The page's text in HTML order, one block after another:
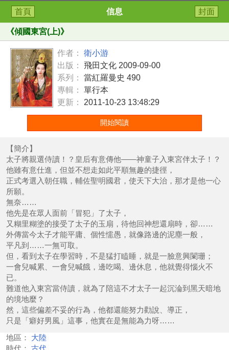
首頁 信息 封面
《傾國東宮(上)》
作者：
衛小游
出版：
飛田文化 2009-09-00
系列：
當紅羅曼史 490
專輯：
單行本
更新：
2011-10-23 13:48:29
開始閱讀
【簡介】
太子將親選侍讀！？皇后有意傳他——神童子入東宮伴太子！？
他雖有意仕進，但並不想走如此平順無趣的捷徑，
正式考選入朝任職，輔佐聖明國君，使天下大治，那才是他一心
所願。
無奈……
他先是在眾人面前「冒犯」了太子，
又糊里糊塗的接受了太子的玉扇，待他回神想還扇時，卻……
外傳當今太子才能平庸、個性懦愚，就像路邊的泥塵一般，
平凡到……一無可取。
但，看到太子在學習時，不是猛打瞌睡，就是一臉意興闌珊；
一會兒喊累、一會兒喊餓，邊吃喝、邊休息，他就覺得惱火不
已。
難道他入東宮當侍讀，就為了陪這不才太子一起沉淪到黑天暗地
的境地麼？
然，這些偏差不妥的行為，他都還能努力勸說、導正，
只是「癖好男風」這事，他實在是無能為力呀……
地區：
大陸